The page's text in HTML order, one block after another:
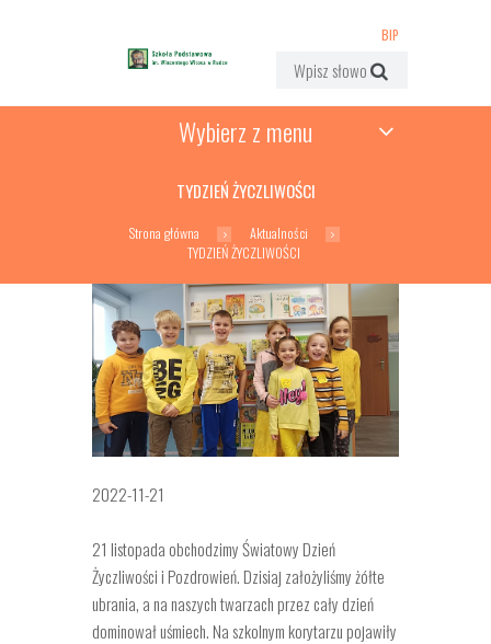
BIP
Wybierz z menu
TYDZIEŃ ŻYCZLIWOŚCI
Strona główna
Aktualności
TYDZIEŃ ŻYCZLIWOŚCI
2022-11-21
21 listopada obchodzimy Światowy Dzień
Życzliwości i Pozdrowień. Dzisiaj założyliśmy żółte
ubrania, a na naszych twarzach przez cały dzień
dominował uśmiech. Na szkolnym korytarzu pojawiły